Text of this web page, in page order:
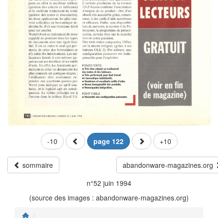
-10 page 122 +10
sommaire
abandonware-magazines.org
n°52 juin 1994
(source des images : abandonware-magazines.org)